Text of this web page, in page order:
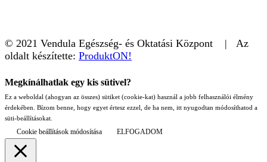
© 2021 Vendula Egészség- és Oktatási Központ | Az
oldalt készítette: ProduktON!
Megkínálhatlak egy kis sütivel?
Ez a weboldal (ahogyan az összes) sütiket (cookie-kat) használ a jobb felhasználói élmény
érdekében. Bízom benne, hogy egyet értesz ezzel, de ha nem, itt nyugodtan módosíthatod a
süti-beállításokat.
Cookie beállítások módosítása ELFOGADOM